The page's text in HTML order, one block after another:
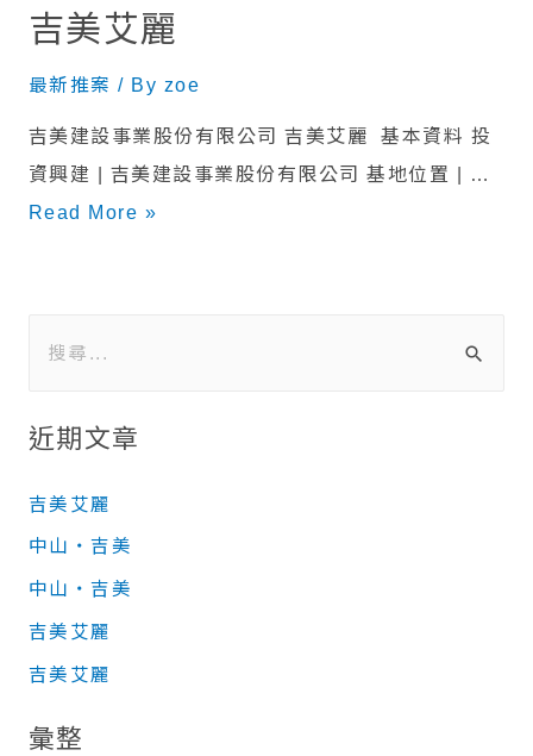
吉美艾麗
最新推案 / By zoe
吉美建設事業股份有限公司 吉美艾麗 基本資料 投
資興建 | 吉美建設事業股份有限公司 基地位置 | …
Read More »
近期文章
吉美艾麗
中山‧吉美
中山‧吉美
吉美艾麗
吉美艾麗
彙整